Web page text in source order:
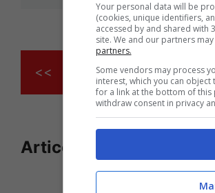
<< … 3 4
Articoli recenti
Miracolo della Maternità:
Your personal data will be
(cookies, unique identifiers,
accessed by and shared with
site. We and our partners
partners.
Some vendors may process
interest, which you can
for a link at the bottom of this
withdraw consent in privacy